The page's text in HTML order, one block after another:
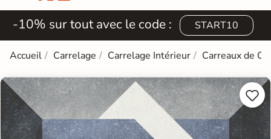
-10% sur tout avec le code : START10
Accueil Carrelage Carrelage Intérieur Carreaux de

